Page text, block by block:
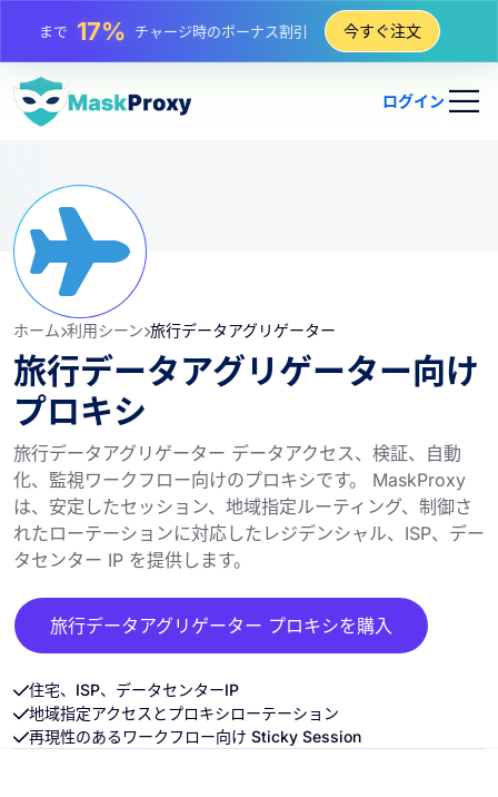
まで25%静的 IP 購入の割引
まで 81%
今すぐ注文
ログイン
ホーム 利用シーン 旅行データアグリゲーター
旅行データアグリゲーター向け
プロキシ
旅行データアグリゲーター データアクセス、検証、自動
化、監視ワークフロー向けのプロキシです。 MaskProxy
は、安定したセッション、地域指定ルーティング、制御さ
れたローテーションに対応したレジデンシャル、ISP、デー
タセンター IP を提供します。
旅行データアグリゲーター プロキシを購入
住宅、ISP、データセンターIP
地域指定アクセスとプロキシローテーション
再現性のあるワークフロー向け Sticky Session